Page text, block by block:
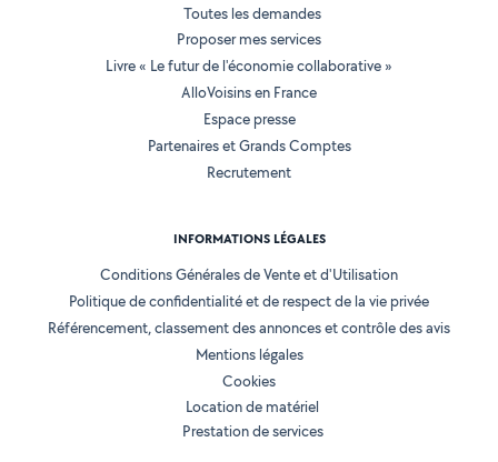
Toutes les demandes
Proposer mes services
Livre « Le futur de l'économie collaborative »
AlloVoisins en France
Espace presse
Partenaires et Grands Comptes
Recrutement
INFORMATIONS LÉGALES
Conditions Générales de Vente et d'Utilisation
Politique de confidentialité et de respect de la vie privée
Référencement, classement des annonces et contrôle des avis
Mentions légales
Cookies
Location de matériel
Prestation de services